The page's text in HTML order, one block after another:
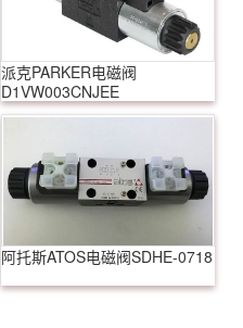
派克PARKER电磁阀
D1VW003CNJEE
阿托斯ATOS电磁阀SDHE-0718